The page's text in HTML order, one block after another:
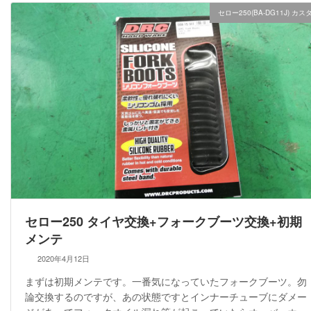
セロー250(BA-DG11J) カス
セロー250 タイヤ交換+フォークブーツ交換+初期
メンテ
2020年4月12日
まずは初期メンテです。一番気になっていたフォークブーツ。勿
論交換するのですが、あの状態ですとインナーチューブにダメー